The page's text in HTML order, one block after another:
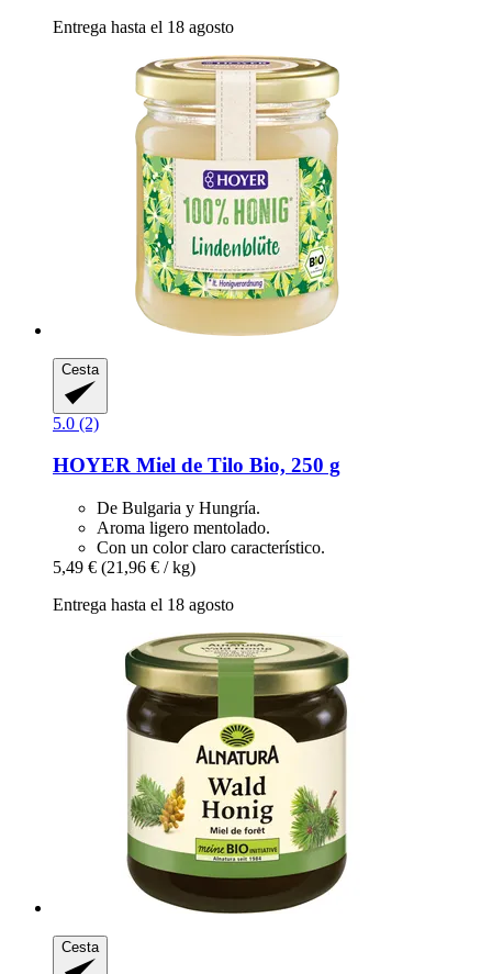
Entrega hasta el 18 agosto
Cesta
5.0 (2)
HOYER Miel de Tilo Bio, 250 g
De Bulgaria y Hungría.
Aroma ligero mentolado.
Con un color claro característico.
5,49 € (21,96 € / kg)
Entrega hasta el 18 agosto
Cesta